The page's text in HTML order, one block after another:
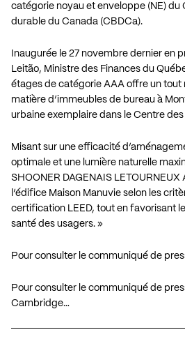
catégorie noyau et enveloppe (NE) du
durable du Canada (CBDCa).
Inaugurée le 27 novembre dernier en
Leitão, Ministre des Finances du
étages de catégorie AAA offre un tout
matière d’immeubles de bureau à
urbaine exemplaire dans le Centre
Misant sur une efficacité
optimale et une lumière naturelle
SHOONER DAGENAIS
l’édifice Maison Manuvie selon les
certification LEED, tout en favorisant
santé des usagers. »
Pour consulter le communiqué de
Pour consulter le communiqué de
Cambridge…